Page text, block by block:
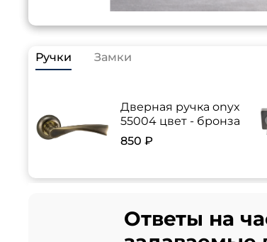
Ручки Замки
Дверная ручка onyx
55004 цвет - бронза
850 ₽
Ответы на